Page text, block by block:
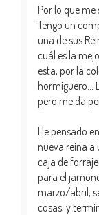
Por lo que me
Tengo un
una de sus
cuál es la
esta, por la
hormiguero...
pero me da
He pensado
nueva reina
caja de
para el
marzo/abril,
cosas, y